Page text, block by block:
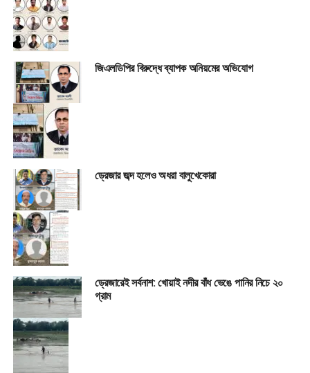
জিএলডিপির বিরুদ্ধে ব্যাপক অনিয়মের অভিযোগ
ড্রেজার জব্দ হলেও অধরা বালুখেকোরা
ড্রেজারেই সর্বনাশ: খোয়াই নদীর বাঁধ ভেঙে পানির নিচে ২০
গ্রাম